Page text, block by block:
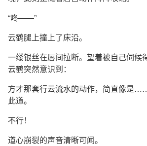
“咚——”
云鹤腿上撞上了床沿。
一缕银丝在唇间拉断。望着被自己伺候
云鹤突然意识到：
方才那套行云流水的动作，简直像是
此道。
不行！
道心崩裂的声音清晰可闻。